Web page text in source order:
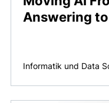
Answering
Informatik und Data